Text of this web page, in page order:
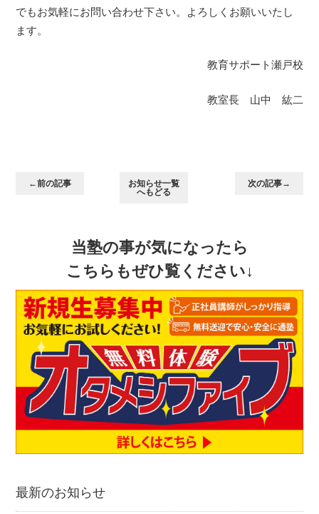
でもお気軽にお問い合わせ下さい。よろしくお願いいたし
ます。
教育サポート瀬戸校
教室長 山中 紘二
←前の記事
お知らせ一覧
へもどる
次の記事→
当塾の事が気になったら
こちらもぜひ覧ください↓
最新のお知らせ